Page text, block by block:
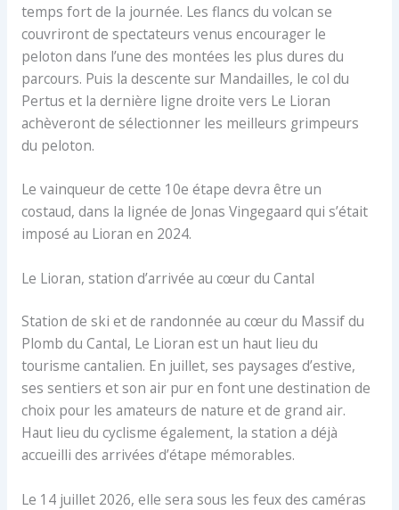
temps fort de la journée. Les flancs du volcan se
couvriront de spectateurs venus encourager le
peloton dans l’une des montées les plus dures du
parcours. Puis la descente sur Mandailles, le col du
Pertus et la dernière ligne droite vers Le Lioran
achèveront de sélectionner les meilleurs grimpeurs
du peloton.
Le vainqueur de cette 10e étape devra être un
costaud, dans la lignée de Jonas Vingegaard qui s’était
imposé au Lioran en 2024.
Le Lioran, station d’arrivée au cœur du Cantal
Station de ski et de randonnée au cœur du Massif du
Plomb du Cantal, Le Lioran est un haut lieu du
tourisme cantalien. En juillet, ses paysages d’estive,
ses sentiers et son air pur en font une destination de
choix pour les amateurs de nature et de grand air.
Haut lieu du cyclisme également, la station a déjà
accueilli des arrivées d’étape mémorables.
Le 14 juillet 2026, elle sera sous les feux des caméras